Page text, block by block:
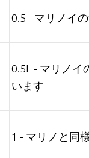
0.5 - マリノイ
0.5L - マリノイ
います
1 - マリノと同